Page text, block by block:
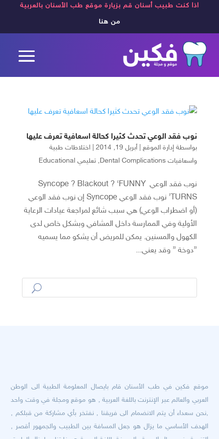
اذا كنت طبيب أسنان قم بزيارة موقع طب الأسنان بالعربية
من هنا
نوب فقد الوعي تحدث كثيرا كحالة اسعافية تعرف عليها
بواسطة إدارة الموقع| أبريل 19, 2014 | اختلاطات طبية
واسعافيات Dental Complications
, تعليمي Educational
نوب فقد الوعي Syncope ? Blackout ? ‘FUNNY
TURNS’ نوب فقد الوعي Syncope إن نوب فقد الوعي
(أو اضطراب الوعي) هي سبب شائع لمراجعة عيادات الرعاية
الأولية وفي الممارسة داخل المشافي وبشكل خاص لدى
الكهول والمسنين. يمكن للمريض أن يشكو مما يسميه
”دوخة ” وقد يعني...
موقع فكين في طب الأسنان قام بايصال المعلومة الطبية الى الوطن
العربي والعالم عبر الإنترنت باللغة العربية , هو موقع ومجلة في وقت واحد
,نحن سعداء أن يتم الانضمام الى فريقنا , نفتخر بأي مشاركة من قبلكم ,
الهدف الأساسي ما يزال هو جعل المسافة بين الطبيب والجمهور أقصر ,